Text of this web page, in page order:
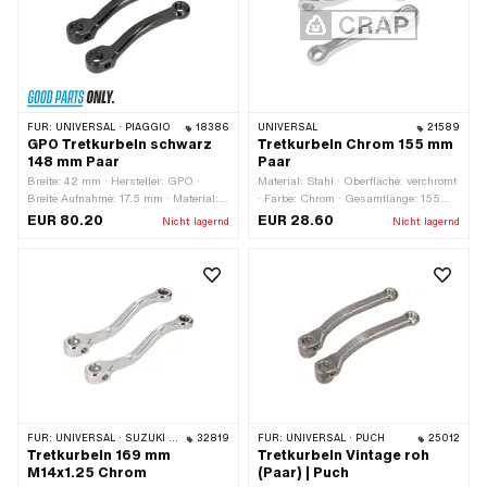
FÜR: UNIVERSAL · PIAGGIO 18386
GPO Tretkurbeln schwarz
148 mm Paar
Breite: 42 mm · Hersteller: GPO ·
Breite Aufnahme: 17.5 mm · Material:
Stahl · Oberfläche: lackiert · Farbe:
Tretachse: 16 mm · Kröpfung
(Versatz): 30 mm · Gesamtlänge: 148
EUR 80.20 Nicht lagernd
UNIVERSAL 21589
Tretkurbeln Chrom 155 mm
Paar
Material: Stahl · Oberfläche: verchromt
· Farbe: Chrom · Gesamtlänge: 155
mm · Kurbellänge (Mitte-Mitte): 125
EUR 28.60 Nicht lagernd
FÜR: UNIVERSAL · SUZUKI · PEUGEOT 32819
Tretkurbeln 169 mm
M14x1.25 Chrom
FÜR: UNIVERSAL · PUCH 25012
Tretkurbeln Vintage roh
(Paar) | Puch